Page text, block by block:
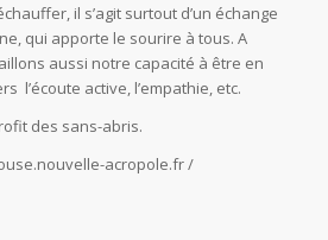
il s’agit surtout d’un échange
qui apporte le sourire à tous. A
aussi notre capacité à être en
l’écoute active, l’empathie, etc.
des sans-abris.
acropole.fr /